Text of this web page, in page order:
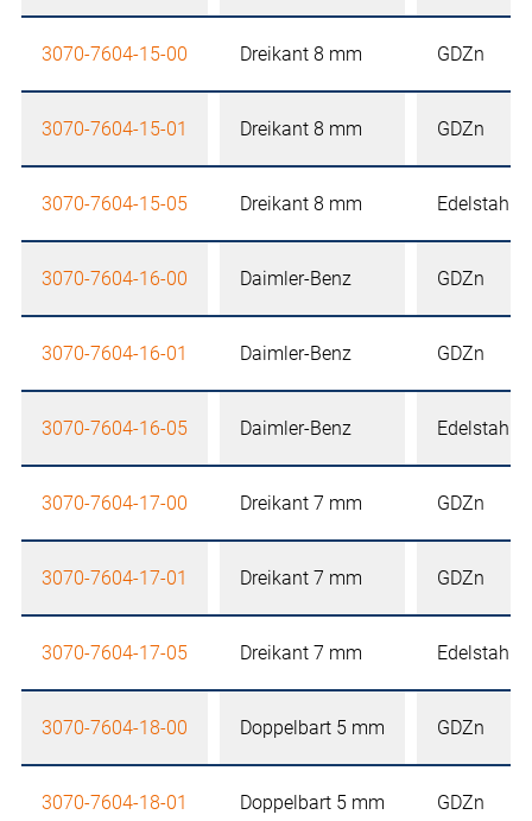
3070-7604-15-00 Dreikant 8 mm GDZn
3070-7604-15-01 Dreikant 8 mm GDZn
3070-7604-15-05 Dreikant 8 mm Edelstahl
3070-7604-16-00 Daimler-Benz GDZn
3070-7604-16-01 Daimler-Benz GDZn
3070-7604-16-05 Daimler-Benz Edelstahl
3070-7604-17-00 Dreikant 7 mm GDZn
3070-7604-17-01 Dreikant 7 mm GDZn
3070-7604-17-05 Dreikant 7 mm Edelstahl
3070-7604-18-00 Doppelbart 5 mm GDZn
3070-7604-18-01 Doppelbart 5 mm GDZn